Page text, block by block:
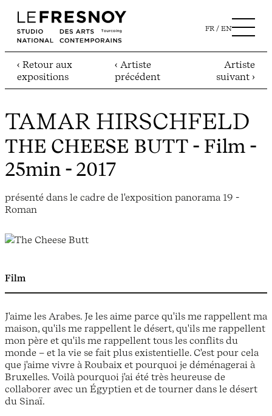
FR EN
‹ Retour aux
expositions
‹ Artiste
précédent
Artiste
suivant ›
TAMAR HIRSCHFELD
THE CHEESE BUTT - Film -
25min - 2017
présenté dans le cadre de l'exposition panorama 19 -
Roman
Film
J'aime les Arabes. Je les aime parce qu'ils me rappellent ma
maison, qu'ils me rappellent le désert, qu'ils me rappellent
mon père et qu'ils me rappellent tous les conflits du
monde – et la vie se fait plus existentielle. C'est pour cela
que j'aime vivre à Roubaix et pourquoi je déménagerai à
Bruxelles. Voilà pourquoi j'ai été très heureuse de
collaborer avec un Égyptien et de tourner dans le désert
du Sinaï.